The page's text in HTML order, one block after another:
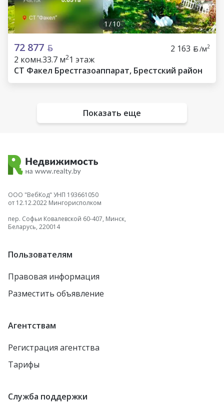
1/10
72 877 2 163 /м2
2 комн.33.7 м21 этаж
СТ Факел Брестгазоаппарат, Брестский район
Показать еще
ООО "ВебКод" УНП 193661050
от 12.12.2022 Мингорисполком
пер. Софьи Ковалевской 60-407, Минск,
Беларусь, 220014
Пользователям
Правовая информация
Разместить объявление
Агентствам
Регистрация агентства
Тарифы
Служба поддержки